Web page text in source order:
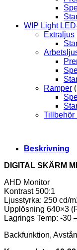
WIP Light
Extraljus
Ramper
Tillbehör
Beskrivning
DIGITAL SKÄRM
AHD Monitor
Kontrast 500:1
Ljusstyrka: 250 cd/
Upplösning 640×3
Lagrings Temp: -30
Backfunktion,